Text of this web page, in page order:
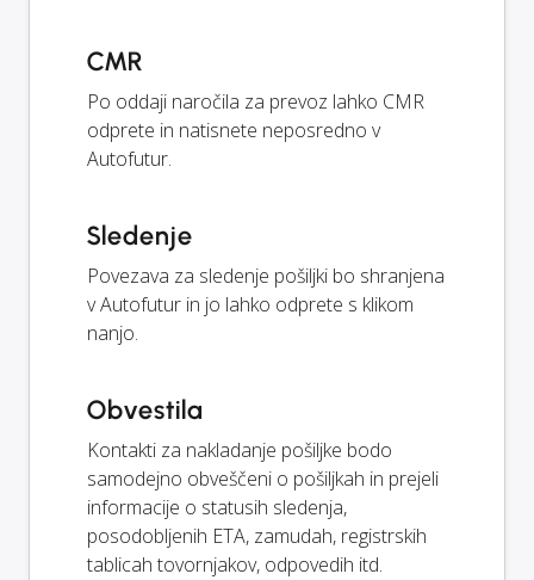
CMR
Po oddaji naročila za prevoz lahko CMR
odprete in natisnete neposredno v
Autofutur.
Sledenje
Povezava za sledenje pošiljki bo shranjena
v Autofutur in jo lahko odprete s klikom
nanjo.
Obvestila
Kontakti za nakladanje pošiljke bodo
samodejno obveščeni o pošiljkah in prejeli
informacije o statusih sledenja,
posodobljenih ETA, zamudah, registrskih
tablicah tovornjakov, odpovedih itd.